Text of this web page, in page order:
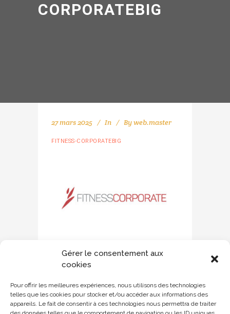
Gérer le consentement aux
cookies
Pour offrir les meilleures expériences, nous utilisons des technologies
telles que les cookies pour stocker et/ou accéder aux informations des
appareils. Le fait de consentir à ces technologies nous permettra de traiter
CORPORATEBIG
27 mars 2025 In Byweb.master
FITNESS-CORPORATEBIG